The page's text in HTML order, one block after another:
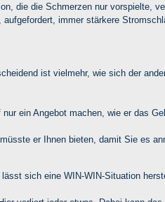
die die Schmerzen nur vorspielte,
immer stärkere
ist vielmehr, wie sich der
ein Angebot machen, wie er das
er Ihnen bieten, damit Sie es
sich eine WIN-WIN-Situation